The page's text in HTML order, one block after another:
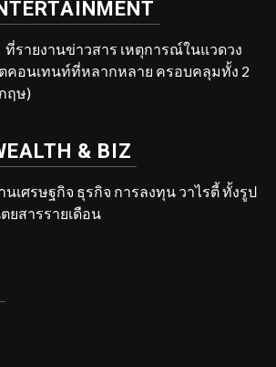
รายงานข่าวสาร เหตุการณ์ในแวดวง
คอนเทนท์ที่หลากหลาย ครอบคลุมทั้ง 2
ฤษ)
& BIZ
เศรษฐกิจ ธุรกิจ การลงทุน วาไรตี้ ทั้งรูป
ยสารรายเดือน